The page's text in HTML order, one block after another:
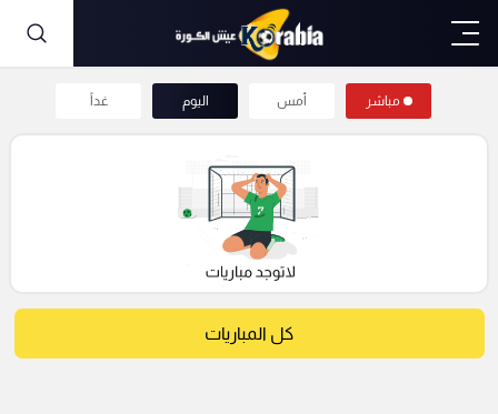
مباشر أمس اليوم غداً
كل المباريات